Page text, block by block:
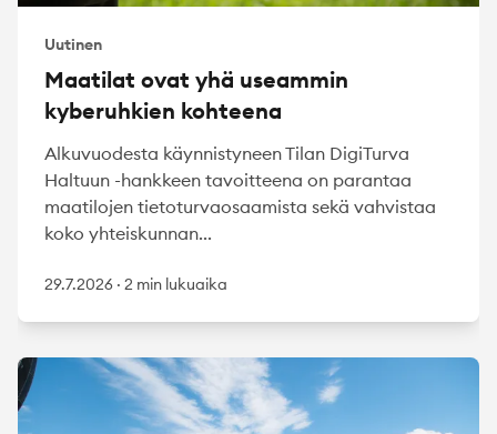
Uutinen
Maatilat ovat yhä useammin
kyberuhkien kohteena
Alkuvuodesta käynnistyneen Tilan DigiTurva
Haltuun -hankkeen tavoitteena on parantaa
maatilojen tietoturvaosaamista sekä vahvistaa
koko yhteiskunnan...
29.7.2026 · 2 min lukuaika